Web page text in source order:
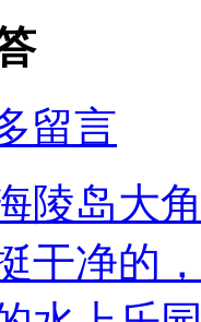
留言
陵岛大
干净的